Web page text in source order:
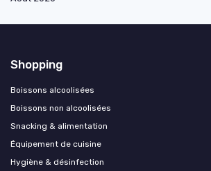
Shopping
Boissons alcoolisées
Boissons non alcoolisées
Snacking & alimentation
Équipement de cuisine
Hygiène & désinfection